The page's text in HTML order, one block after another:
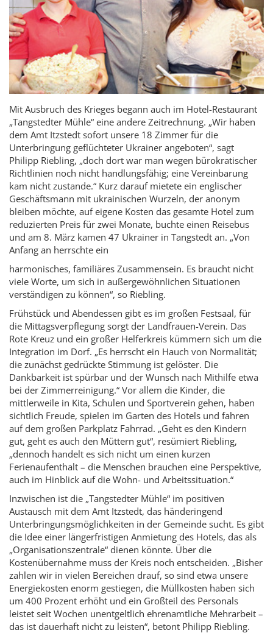
Mit Ausbruch des Krieges begann auch im Hotel-Restaurant
„Tang­stedter Mühle“ eine andere Zeitrechnung. „Wir haben
dem Amt Itzstedt sofort unsere 18 Zimmer für die
Unterbringung geflüchteter Ukrainer angeboten“, sagt
Philipp Riebling, „doch dort war man wegen bürokratischer
Richtlinien noch nicht handlungsfähig; eine Vereinbarung
kam nicht zustande.“ Kurz darauf mietete ein englischer
Geschäftsmann mit ukrainischen Wurzeln, der anonym
bleiben möchte, auf eigene Kosten das gesamte Hotel zum
reduzierten Preis für zwei Monate, buchte einen Reisebus
und am 8. März kamen 47 Ukrainer in Tangstedt an. „Von
Anfang an herrschte ein
harmonisches, familiäres Zusammensein. Es braucht nicht
viele Worte, um sich in außergewöhnlichen Situationen
verständigen zu können“, so Riebling.
Frühstück und Abendessen gibt es im großen Festsaal, für
die Mittagsverpflegung sorgt der Landfrauen-Verein. Das
Rote Kreuz und ein großer Helferkreis kümmern sich um die
Integration im Dorf. „Es herrscht ein Hauch von Normalität;
die zunächst gedrückte Stimmung ist gelöster. Die
Dankbarkeit ist spürbar und der Wunsch nach Mithilfe etwa
bei der Zimmerreinigung.“ Vor allem die Kinder, die
mittlerweile in Kita, Schulen und Sportverein gehen, haben
sichtlich Freude, spielen im Garten des Hotels und fahren
auf dem großen Parkplatz Fahrrad. „Geht es den Kindern
gut, geht es auch den Müttern gut“, resümiert Riebling,
„dennoch handelt es sich nicht um einen kurzen
Ferienaufenthalt – die Menschen brauchen eine Perspektive,
auch im Hinblick auf die Wohn- und Arbeitssituation.“
Inzwischen ist die „Tangstedter Mühle“ im positiven
Austausch mit dem Amt Itzstedt, das händeringend
Unterbringungsmöglichkeiten in der Gemeinde sucht. Es gibt
die Idee einer längerfristigen Anmietung des Hotels, das als
„Organisationszentrale“ dienen könnte. Über die
Kostenübernahme muss der Kreis noch entscheiden. „Bisher
zahlen wir in vielen Bereichen drauf, so sind etwa unsere
Energiekosten enorm gestiegen, die Müllkosten haben sich
um 400 Prozent erhöht und ein Großteil des Personals
leistet seit Wochen unentgeltlich ehrenamtliche Mehrarbeit –
das ist dauerhaft nicht zu leisten“, betont Philipp Riebling.